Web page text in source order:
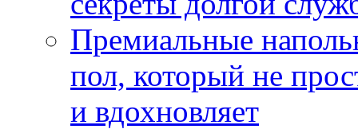
Премиальные
пол, который не
и вдохновляет